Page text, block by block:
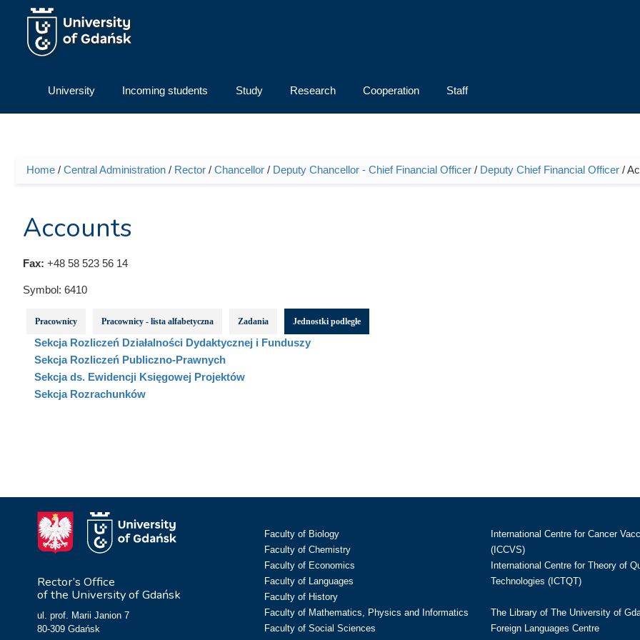
Skip to main content
University Incoming students Study Research Cooperation Staff
You are here
Home / Central Administration / Rector / Chancellor / Deputy Chancellor - Chief Financial Officer / Deputy Chief Financial Officer /
Accounts
Fax: +48 58 523 56 14
Symbol: 6410
Pracownicy Pracownicy - lista alfabetyczna Zadania Jednostki podległe
Sekcja Rozliczeń Działalności Dydaktycznej i Funduszy
Sekcja Rozliczeń Publiczno-Prawnych
Sekcja ds. Ewidencji Księgowej Projektów
Sekcja Rozrachunków
Rector’s Office
of the University of Gdańsk
ul. prof. Marii Janion 7
80-309 Gdańsk
Faculty of Biology
Faculty of Chemistry
Faculty of Economics
Faculty of Languages
Faculty of History
Faculty of Mathematics, Physics and Informatics
Faculty of Social Sciences
International Centre for Cancer
(ICCVS)
International Centre for Theory of
Technologies (ICTQT)
The Library of The University of
Foreign Languages Centre